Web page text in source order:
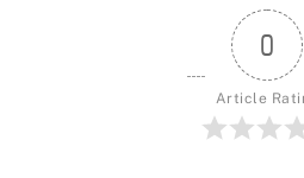
0
Article